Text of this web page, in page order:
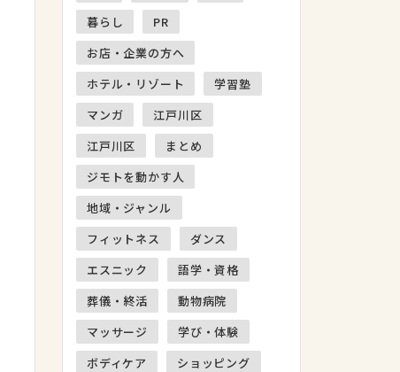
暮らし
PR
お店・企業の方へ
ホテル・リゾート
学習塾
マンガ
江戸川区
江戸川区
まとめ
ジモトを動かす人
地域・ジャンル
フィットネス
ダンス
エスニック
語学・資格
葬儀・終活
動物病院
マッサージ
学び・体験
ボディケア
ショッピング